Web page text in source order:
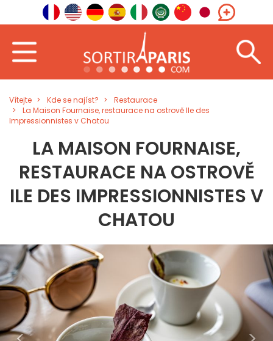
Vítejte Kde se najíst?
Restaurace
La Maison Fournaise, restaurace na ostrově Ile des
Impressionnistes v Chatou
LA MAISON FOURNAISE,
RESTAURACE NA OSTROVĚ
ILE DES IMPRESSIONNISTES V
CHATOU